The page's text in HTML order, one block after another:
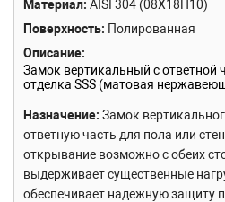
Материал AISI 304 (08Х18Н10)
Поверхность Полированная
Описание
Замок вертикальный с ответной
отделка SSS (матовая
Назначение Замок
ответную часть для пола или
открывание возможно с обеих
выдерживает существенные
обеспечивает надежную защиту